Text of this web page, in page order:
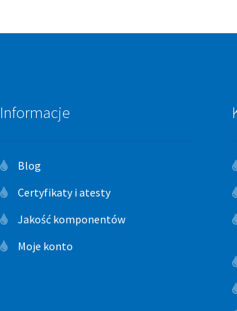
Informacje
Blog
Certyfikaty i atesty
Jakość komponentów
Moje konto